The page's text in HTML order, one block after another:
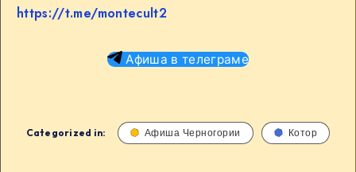
https://t.me/montecult2
Афиша в телеграме
Categorized in: Афиша Черногории Котор